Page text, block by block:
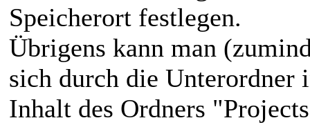
Speicherort festlegen.
Übrigens kann man
sich durch die Unterordner
Inhalt des Ordners